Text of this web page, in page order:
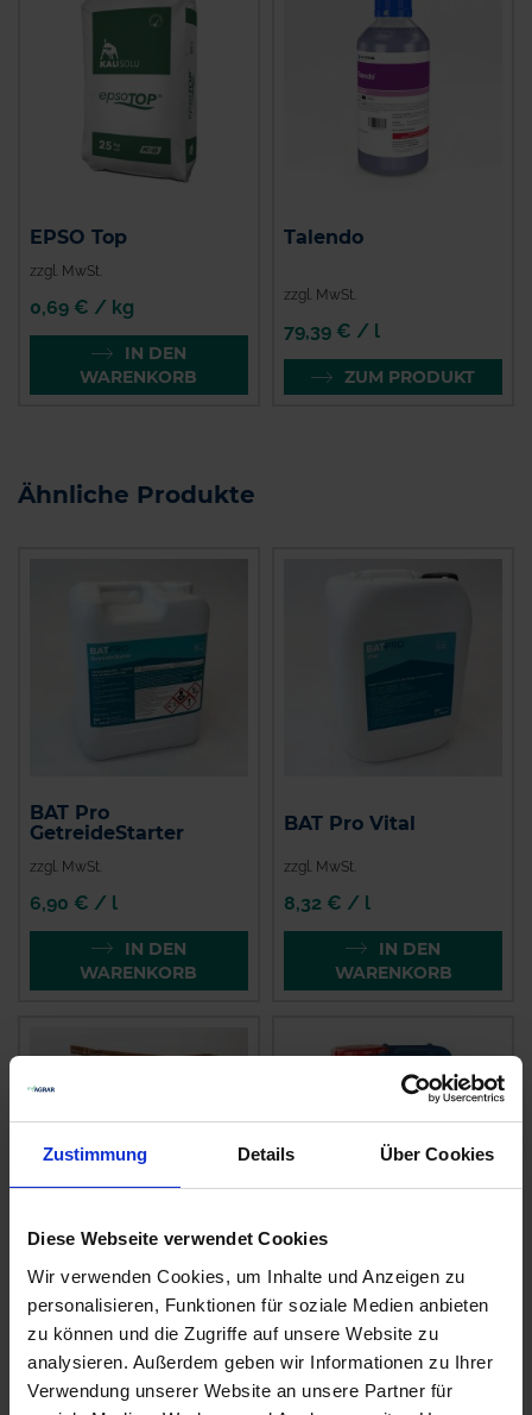
Zustimmung Details Über Cookies
Diese Webseite verwendet Cookies
Wir verwenden Cookies, um Inhalte und Anzeigen zu
personalisieren, Funktionen für soziale Medien anbieten
zu können und die Zugriffe auf unsere Website zu
analysieren. Außerdem geben wir Informationen zu Ihrer
Verwendung unserer Website an unsere Partner für
EPSO Top
zzgl. MwSt.
0,69 € / kg
IN DEN
WARENKORB
Talendo
zzgl. MwSt.
79,39 € / l
ZUM PRODUKT
Ähnliche Produkte
BAT Pro
GetreideStarter
zzgl. MwSt.
6,90 € / l
IN DEN
WARENKORB
BAT Pro Vital
zzgl. MwSt.
8,32 € / l
IN DEN
WARENKORB
BAT Pro Phosphor
Aktiv
4,17 € / kg
zzgl. MwSt.
10,00 € / l
IN DEN